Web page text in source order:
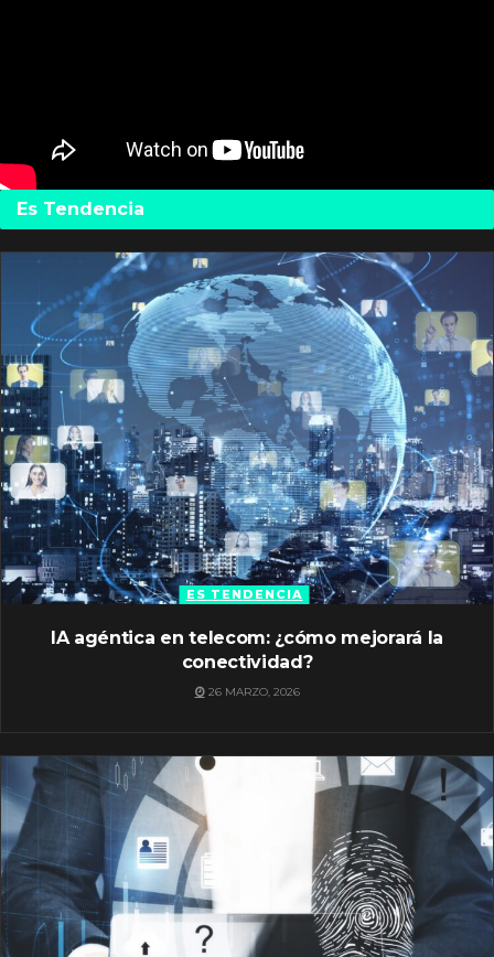
Es Tendencia
ES TENDENCIA
IA agéntica en telecom: ¿cómo mejorará la
conectividad?
26 MARZO, 2026